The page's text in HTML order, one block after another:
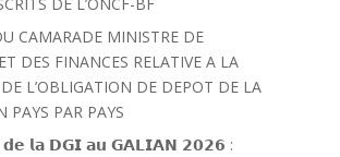
CAMARADE MINISTRE DE
DES FINANCES RELATIVE A LA
L’OBLIGATION DE DEPOT DE LA
PAYS PAR PAYS
𝗱𝗲 𝗹𝗮 𝗗𝗚𝗜 𝗮𝘂 𝗚𝗔𝗟𝗜𝗔𝗡 𝟮𝟬𝟮𝟲 :